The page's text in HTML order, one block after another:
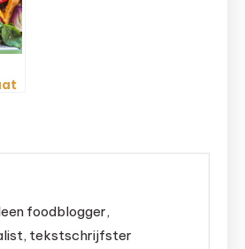
foodblogger,
tekstschrijfster